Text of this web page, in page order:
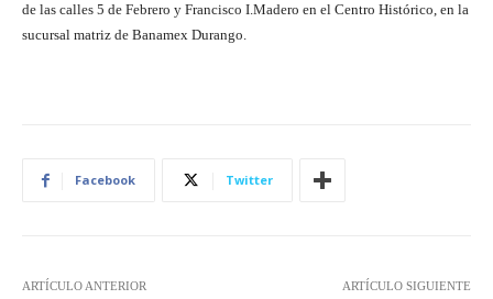
de las calles 5 de Febrero y Francisco I.Madero en el Centro Histórico, en la
sucursal matriz de Banamex Durango.
Facebook Twitter
ARTÍCULO ANTERIOR ARTÍCULO SIGUIENTE